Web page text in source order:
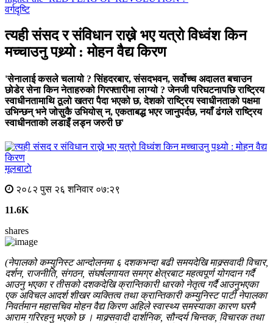
वर्गदृष्टि
त्यही संसद र संविधान राख्ने भए यत्रो विध्वंश किन
मच्चाउनु पथ्र्यो : मोहन वैद्य किरण
'सेनालाई कसले चलायो ? सिंहदरबार, संसदभवन, सर्वोच्च अदालत बचाउन
छोडेर सेना किन नेताहरुको गिरफ्तारीमा लाग्यो ? जेनजी परिघटनापछि राष्ट्रिय
स्वाधीनतामाथि ठूलो खतरा पैदा भएको छ, देशको राष्ट्रिय स्वाधीनताको पक्षमा
उभिन्छन् भने जोसुकै उभियोस् न, एकताबद्ध भएर जानुपर्दछ, नयाँ ढंगले राष्ट्रिय
स्वाधीनताको लडाइँ लड्न जरुरी छ'
मूलबाटाे
२०८२ पुस २६ शनिवार ०७:२९
11.6K
shares
(नेपालको कम्युनिस्ट आन्दोलनमा ६ दशकभन्दा बढी समयदेखि माक्र्सवादी विचार,
दर्शन, राजनीति, संगठन, संघर्षलगायत समग्र क्षेत्रबाट महत्वपूर्ण योगदान गर्दै
आउनु भएका र तीसको दशकदेखि क्रान्तिकारी धारको नेतृत्व गर्दै आउनुभएका
एक अविचल आदर्श शीखर व्यक्तित्व तथा क्रान्तिकारी कम्युनिस्ट पार्टी नेपालका
निवर्तमान महासचिव मोहन वैद्य किरण अहिले स्वास्थ्य समस्याका कारण घरमै
आराम गरिरहनु भएको छ । माक्र्सवादी दार्शनिक, सौन्दर्य चिन्तक, विचारक तथा